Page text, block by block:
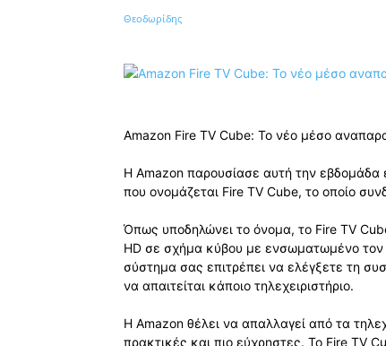
Κοινοποίηση
Amazon Fire TV Cube: Το νέο μέσο
Η Amazon παρουσίασε αυτή την εβδομάδα
που ονομάζεται Fire TV Cube, το οποίο
Όπως υποδηλώνει το όνομα, το Fire TV
HD σε σχήμα κύβου με ενσωματωμένο τον
σύστημα σας επιτρέπει να ελέγξετε τη
να απαιτείται κάποιο τηλεχειριστήριο.
Η Amazon θέλει να απαλλαγεί από τα
πρακτικές και πιο εύχρηστες. Το Fire TV